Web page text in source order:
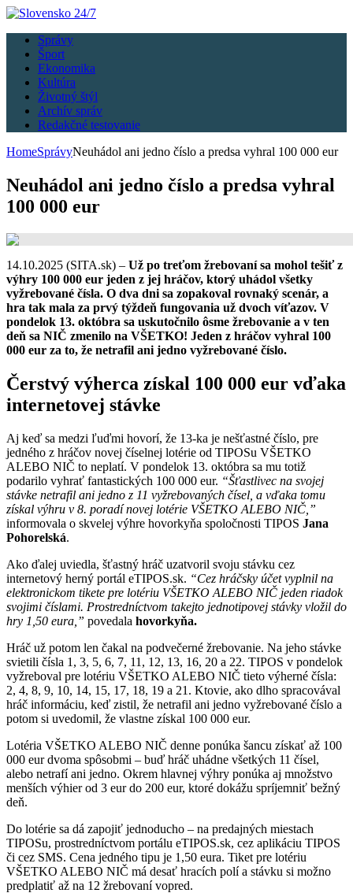
Správy
Šport
Ekonomika
Kultúra
Životný štýl
Archív správ
Redakčné testovanie
HomeSprávyNeuhádol ani jedno číslo a predsa vyhral 100 000 eur
Neuhádol ani jedno číslo a predsa vyhral
100 000 eur
14.10.2025 (SITA.sk) – Už po treťom žrebovaní sa mohol tešiť z
výhry 100 000 eur jeden z jej hráčov, ktorý uhádol všetky
vyžrebované čísla. O dva dni sa zopakoval rovnaký scenár, a
hra tak mala za prvý týždeň fungovania už dvoch víťazov. V
pondelok 13. októbra sa uskutočnilo ôsme žrebovanie a v ten
deň sa NIČ zmenilo na VŠETKO! Jeden z hráčov vyhral 100
000 eur za to, že netrafil ani jedno vyžrebované číslo.
Čerstvý výherca získal 100 000 eur vďaka
internetovej stávke
Aj keď sa medzi ľuďmi hovorí, že 13-ka je nešťastné číslo, pre
jedného z hráčov novej číselnej lotérie od TIPOSu VŠETKO
ALEBO NIČ to neplatí. V pondelok 13. októbra sa mu totiž
podarilo vyhrať fantastických 100 000 eur. “Šťastlivec na svojej
stávke netrafil ani jedno z 11 vyžrebovaných čísel, a vďaka tomu
získal výhru v 8. poradí novej lotérie VŠETKO ALEBO NIČ,”
informovala o skvelej výhre hovorkyňa spoločnosti TIPOS Jana
Pohorelská.
Ako ďalej uviedla, šťastný hráč uzatvoril svoju stávku cez
internetový herný portál eTIPOS.sk. “Cez hráčsky účet vyplnil na
elektronickom tikete pre lotériu VŠETKO ALEBO NIČ jeden riadok
svojimi číslami. Prostredníctvom takejto jednotipovej stávky vložil do
hry 1,50 eura,” povedala hovorkyňa.
Hráč už potom len čakal na podvečerné žrebovanie. Na jeho stávke
svietili čísla 1, 3, 5, 6, 7, 11, 12, 13, 16, 20 a 22. TIPOS v pondelok
vyžreboval pre lotériu VŠETKO ALEBO NIČ tieto výherné čísla:
2, 4, 8, 9, 10, 14, 15, 17, 18, 19 a 21. Ktovie, ako dlho spracovával
hráč informáciu, keď zistil, že netrafil ani jedno vyžrebované číslo a
potom si uvedomil, že vlastne získal 100 000 eur.
Lotéria VŠETKO ALEBO NIČ denne ponúka šancu získať až 100
000 eur dvoma spôsobmi – buď hráč uhádne všetkých 11 čísel,
alebo netrafí ani jedno. Okrem hlavnej výhry ponúka aj množstvo
menších výhier od 3 eur do 200 eur, ktoré dokážu spríjemniť bežný
deň.
Do lotérie sa dá zapojiť jednoducho – na predajných miestach
TIPOSu, prostredníctvom portálu eTIPOS.sk, cez aplikáciu TIPOS
či cez SMS. Cena jedného tipu je 1,50 eura. Tiket pre lotériu
VŠETKO ALEBO NIČ má desať hracích polí a stávku si možno
predplatiť až na 12 žrebovaní vopred.